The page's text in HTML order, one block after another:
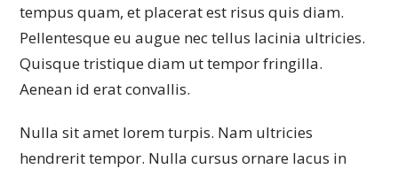
tempus quam, et placerat est risus quis diam.
Pellentesque eu augue nec tellus lacinia ultricies.
Quisque tristique diam ut tempor fringilla.
Aenean id erat convallis.
Nulla sit amet lorem turpis. Nam ultricies
hendrerit tempor. Nulla cursus ornare lacus in